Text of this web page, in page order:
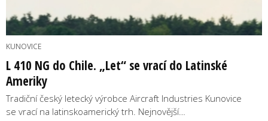
KUNOVICE
L 410 NG do Chile. „Let“ se vrací do Latinské
Ameriky
Tradiční český letecký výrobce Aircraft Industries Kunovice
se vrací na latinskoamerický trh. Nejnovější…